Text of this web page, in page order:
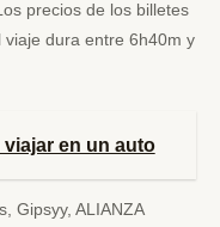
precios de los billetes
dura entre 6h40m y
en un auto
Gipsyy, ALIANZA